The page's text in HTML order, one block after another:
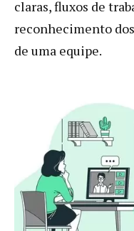
claras, fluxos de
reconhecimento
de uma equipe.